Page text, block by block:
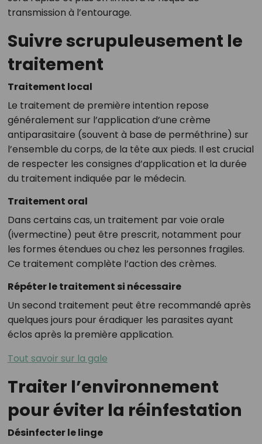
transmission à l’entourage.
Suivre scrupuleusement le
traitement
Traitement local
Le traitement de première intention repose
généralement sur l’application d’une crème
antiparasitaire (souvent à base de perméthrine) sur
l’ensemble du corps, de la tête aux pieds. Il est crucial
de respecter les consignes d’application et la durée
du traitement indiquée par le médecin.
Traitement oral
Dans certains cas, un traitement par voie orale
(ivermectine) peut être prescrit, notamment pour
les formes étendues ou chez les personnes fragiles.
Ce traitement complète l’action des crèmes.
Répéter le traitement si nécessaire
Un second traitement peut être recommandé après
quelques jours pour éradiquer les parasites ayant
éclos après la première application.
Tout savoir sur la gale
Traiter l’environnement
pour éviter la réinfestation
Désinfecter le linge